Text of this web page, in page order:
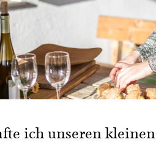
ich unseren kleinen